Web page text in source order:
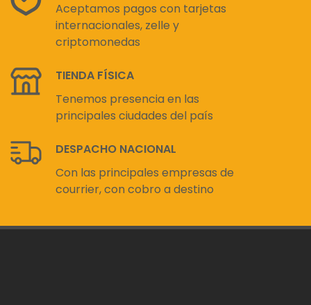
Aceptamos pagos con tarjetas
internacionales, zelle y
criptomonedas
TIENDA FÍSICA
Tenemos presencia en las
principales ciudades del país
DESPACHO NACIONAL
Con las principales empresas de
courrier, con cobro a destino